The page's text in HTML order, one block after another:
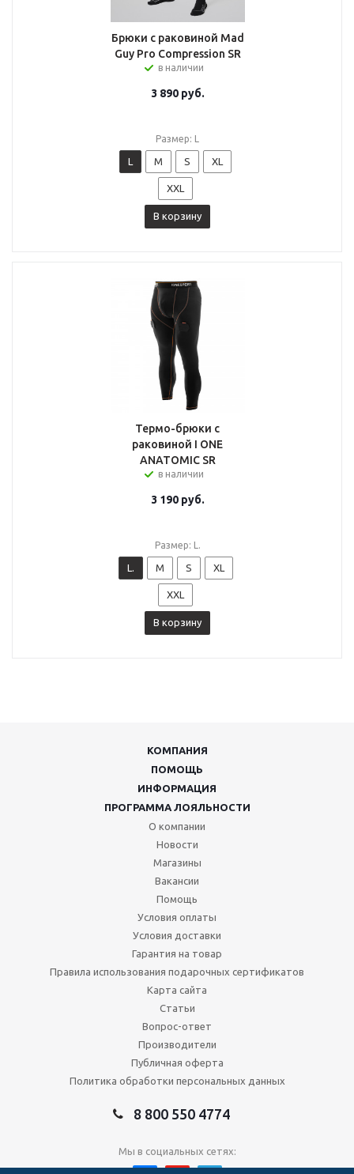
Брюки с раковиной Mad
Guy Pro Compression SR
в наличии
3 890руб.
Размер: L
L M S XL
XXL
В корзину
Термо-брюки с
раковиной I ONE
ANATOMIC SR
в наличии
3 190руб.
Размер: L.
L. M S XL
XXL
В корзину
КОМПАНИЯ
ПОМОЩЬ
ИНФОРМАЦИЯ
ПРОГРАММА ЛОЯЛЬНОСТИ
О компании
Новости
Магазины
Вакансии
Помощь
Условия оплаты
Условия доставки
Гарантия на товар
Правила использования подарочных сертификатов
Карта сайта
Статьи
Вопрос-ответ
Производители
Публичная оферта
Политика обработки персональных данных
8 800 550 4774
Мы в социальных сетях: